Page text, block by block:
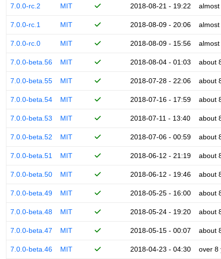
7.0.0-rc.2 MIT 2018-08-21 - 19:22
7.0.0-rc.1 MIT 2018-08-09 - 20:06
7.0.0-rc.0 MIT 2018-08-09 - 15:56
7.0.0-beta.56 MIT 2018-08-04 - 01:03 about
7.0.0-beta.55 MIT 2018-07-28 - 22:06 about
7.0.0-beta.54 MIT 2018-07-16 - 17:59 about
7.0.0-beta.53 MIT 2018-07-11 - 13:40 about
7.0.0-beta.52 MIT 2018-07-06 - 00:59 about
7.0.0-beta.51 MIT 2018-06-12 - 21:19 about
7.0.0-beta.50 MIT 2018-06-12 - 19:46 about
7.0.0-beta.49 MIT 2018-05-25 - 16:00 about
7.0.0-beta.48 MIT 2018-05-24 - 19:20 about
7.0.0-beta.47 MIT 2018-05-15 - 00:07 about
7.0.0-beta.46 MIT 2018-04-23 - 04:30 over 8